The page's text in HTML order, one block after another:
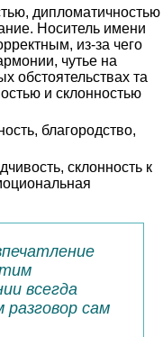
дипломатичностью
Носитель имени
из-за чего
чутье на
обстоятельствах та
и склонностью
благородство,
склонность к
всегда
сам